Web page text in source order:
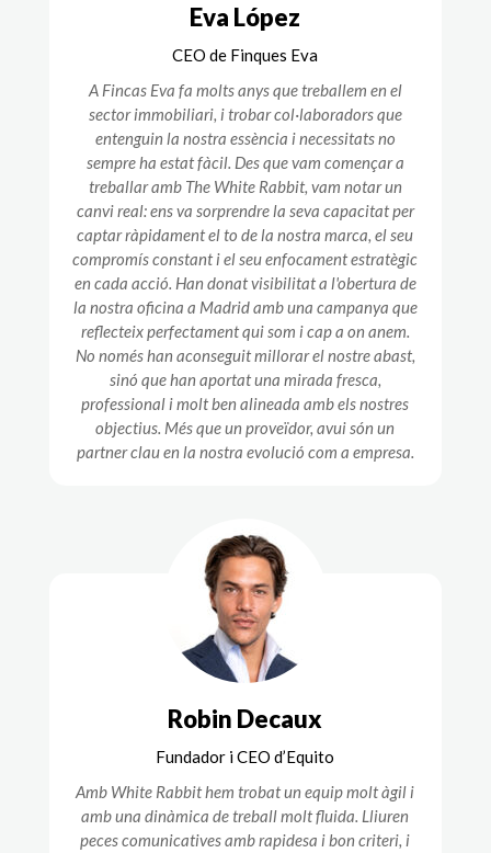
Eva López
CEO de Finques Eva
A Fincas Eva fa molts anys que treballem en el
sector immobiliari, i trobar col·laboradors que
entenguin la nostra essència i necessitats no
sempre ha estat fàcil. Des que vam començar a
treballar amb The White Rabbit, vam notar un
canvi real: ens va sorprendre la seva capacitat per
captar ràpidament el to de la nostra marca, el seu
compromís constant i el seu enfocament estratègic
en cada acció. Han donat visibilitat a l'obertura de
la nostra oficina a Madrid amb una campanya que
reflecteix perfectament qui som i cap a on anem.
No només han aconseguit millorar el nostre abast,
sinó que han aportat una mirada fresca,
professional i molt ben alineada amb els nostres
objectius. Més que un proveïdor, avui són un
partner clau en la nostra evolució com a empresa.
Robin Decaux
Fundador i CEO d’Equito
Amb White Rabbit hem trobat un equip molt àgil i
amb una dinàmica de treball molt fluida. Lliuren
peces comunicatives amb rapidesa i bon criteri, i